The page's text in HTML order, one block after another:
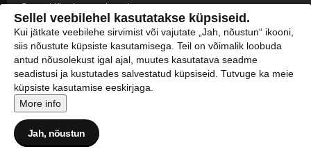
Samuti jõuab vaatajateni
moespektaakel PARADISO,
mille toovad Niguliste
muuseumis lavale Eesti
tippdisainerid Aldo Järvsoo,
Ketlin Bachmann ja Riina
Põldroos. Saatejuht Anna-
Marija on kohal, et kogu
sündmuse melu vahendada.
Sellel veebilehel kasutatakse küpsiseid.
Kui jätkate veebilehe sirvimist või vajutate „Jah, nõustun“ ikooni,
siis nõustute küpsiste kasutamisega. Teil on võimalik loobuda
antud nõusolekust igal ajal, muutes kasutatava seadme
seadistusi ja kustutades salvestatud küpsiseid. Tutvuge ka meie
küpsiste kasutamise eeskirjaga.
More info
Jah, nõustun